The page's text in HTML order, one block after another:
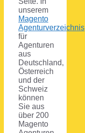
unserem
Magento
Agenturverzeichnis
für
Agenturen
aus
Deutschland,
Österreich
und der
Schweiz
können
Sie aus
über 200
Magento